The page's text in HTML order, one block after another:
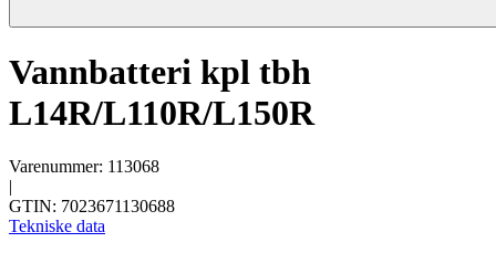
Vannbatteri kpl tbh
L14R/L110R/L150R
Varenummer: 113068
|
GTIN: 7023671130688
Tekniske data